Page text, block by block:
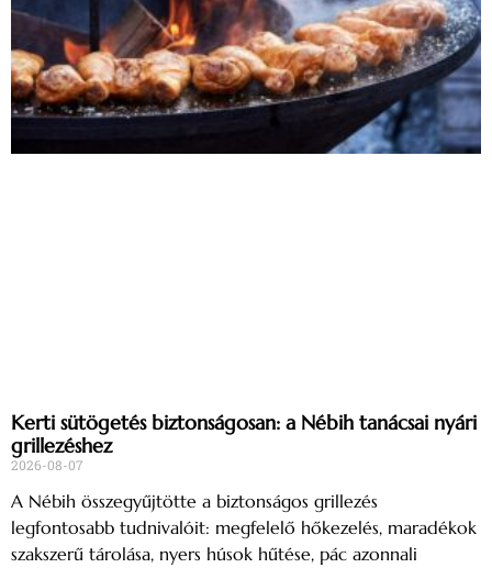
Kerti sütögetés biztonságosan: a Nébih tanácsai nyári
grillezéshez
2026-08-07
A Nébih összegyűjtötte a biztonságos grillezés
legfontosabb tudnivalóit: megfelelő hőkezelés, maradékok
szakszerű tárolása, nyers húsok hűtése, pác azonnali